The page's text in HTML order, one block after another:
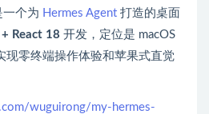
一个为 Hermes Agent 打造的桌面
React 18 开发，定位是 macOS
现零终端操作体验和苹果式直觉
wuguirong/my-hermes-